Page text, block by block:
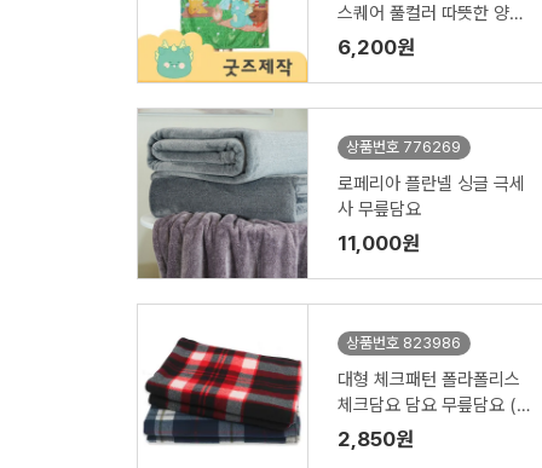
스퀘어 풀컬러 따뜻한 양털
담요 100*130 ZA258 (박
스제작가능)
6,200원
상품번호 776269
로페리아 플란넬 싱글 극세
사 무릎담요
11,000원
상품번호 823986
대형 체크패턴 폴라폴리스
체크담요 담요 무릎담요 (1
50cm x 100cm) // 인쇄
제작가능
2,850원